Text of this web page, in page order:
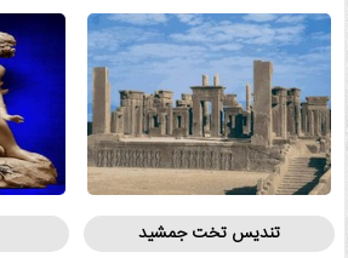
تندیس تخت جمشید